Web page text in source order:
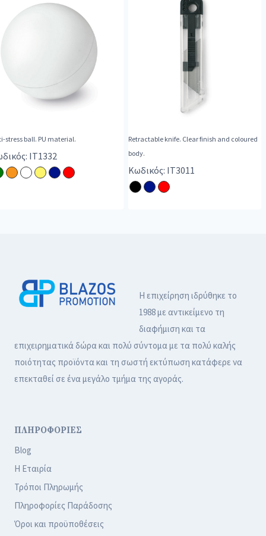
stress ball. PU material.
IT1332
Retractable knife. Clear finish and coloured
body.
Κωδικός: IT3011
Η επιχείρηση ιδρύθηκε το
1988 με αντικείμενο τη
διαφήμιση και τα
επιχειρηματικά δώρα και πολύ σύντομα με τα πολύ καλής
ποιότητας προϊόντα και τη σωστή εκτύπωση κατάφερε να
επεκταθεί σε ένα μεγάλο τμήμα της αγοράς.
ΠΛΗΡΟΦΟΡΙΕΣ
Blog
Η Εταιρία
Τρόποι Πληρωμής
Πληροφορίες Παράδοσης
Όροι και προϋποθέσεις